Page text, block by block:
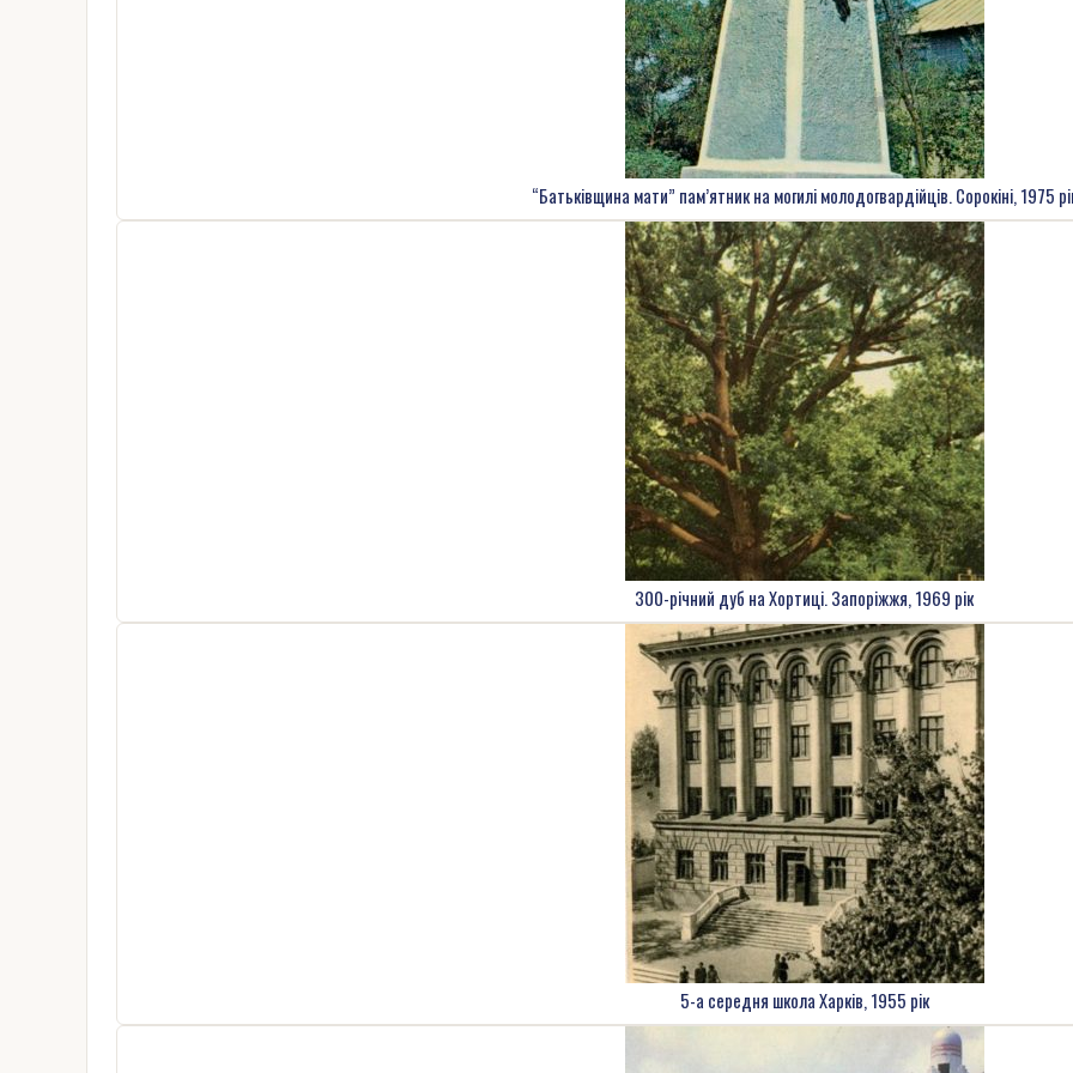
“Батьківщина мати” пам’ятник на могилі молодогвардійців. Сорокіні, 1975
300-річний дуб на Хортиці. Запоріжжя, 1969 рік
5-а середня школа Харків, 1955 рік